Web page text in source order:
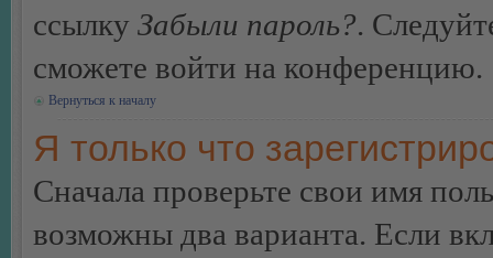
ссылку Забыли пароль?.
сможете войти на конференцию.
Вернуться к началу
Я только что
Сначала проверьте свои имя
возможны два варианта. Если